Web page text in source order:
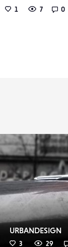
1 7 0
URBANDESIGN
3 29